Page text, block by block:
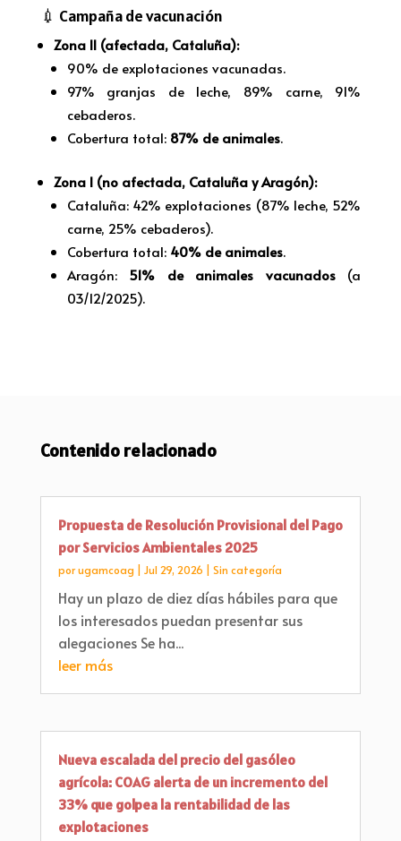
💉 Campaña de vacunación
Zona II (afectada, Cataluña):
90% de explotaciones vacunadas.
97% granjas de leche, 89% carne, 91%
cebaderos.
Cobertura total: 87% de animales.
Zona I (no afectada, Cataluña y Aragón):
Cataluña: 42% explotaciones (87% leche, 52%
carne, 25% cebaderos).
Cobertura total: 40% de animales.
Aragón: 51% de animales vacunados(a
03/12/2025).
Contenido relacionado
Propuesta de Resolución Provisional del Pago
por Servicios Ambientales 2025
porugamcoag Jul 29, 2026 Sin categoría
Hay un plazo de diez días hábiles para que
los interesados puedan presentar sus
alegaciones Se ha...
leer más
Nueva escalada del precio del gasóleo
agrícola: COAG alerta de un incremento del
33% que golpea la rentabilidad de las
explotaciones